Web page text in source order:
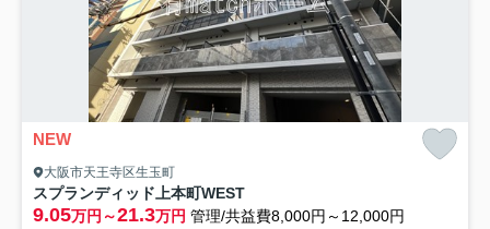
NEW
大阪市天王寺区生玉町
スプランディッド上本町WEST
9.05万円～21.3万円 管理/共益費8,000円～12,000円